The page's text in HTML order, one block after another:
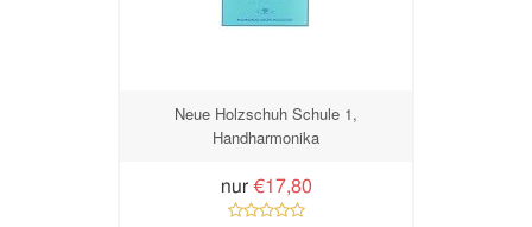
Neue Holzschuh Schule 1,
Handharmonika
nur €17,80